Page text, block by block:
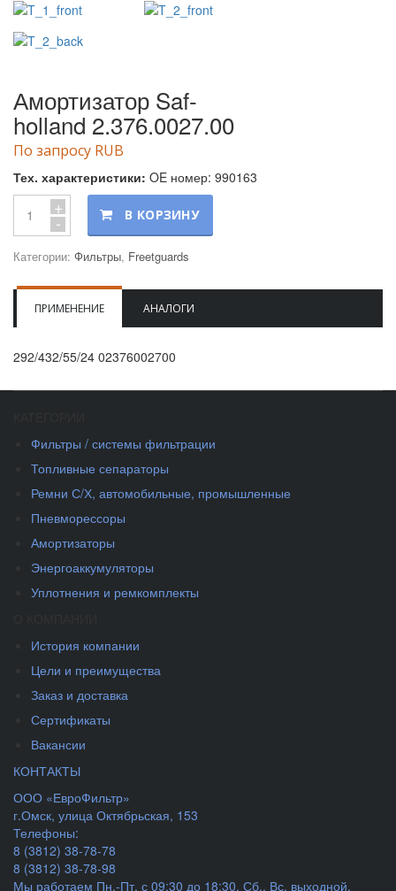
Амортизатор Saf-
holland 2.376.0027.00
По запросу RUB
Тех. характеристики: OE номер: 990163
+
- В КОРЗИНУ
Категории: Фильтры, Freetguards
ПРИМЕНЕНИЕ АНАЛОГИ
292/432/55/24 02376002700
Фильтры / системы фильтрации
Топливные сепараторы
Ремни С/Х, автомобильные, промышленные
Пневморессоры
Амортизаторы
Энергоаккумуляторы
Уплотнения и ремкомплекты
История компании
Цели и преимущества
Заказ и доставка
Сертификаты
Вакансии
КОНТАКТЫ
ООО «ЕвроФильтр»
г.Омск, улица Октябрьская, 153
Телефоны:
8 (3812) 38-78-78
8 (3812) 38-78-98
Мы работаем Пн.-Пт. с 09:30 до 18:30, Сб., Вс. выходной.